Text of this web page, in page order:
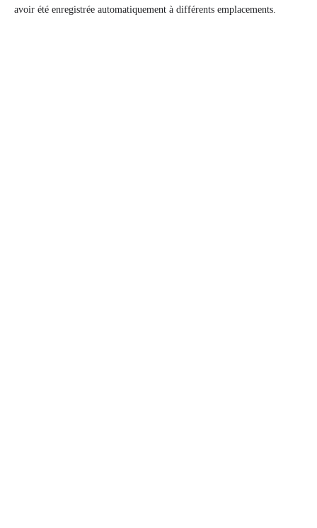
avoir été enregistrée automatiquement à différents emplacements.